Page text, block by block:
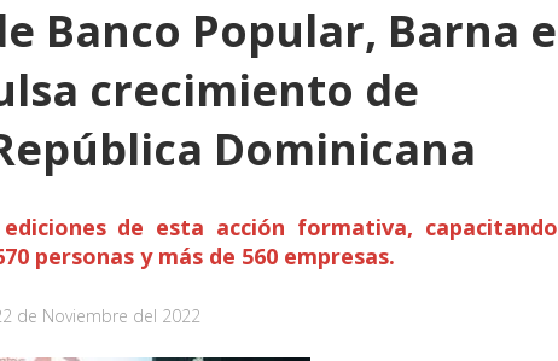
Banco Popular, Barna e
crecimiento de
Dominicana
de esta acción formativa, capacitando
personas y más de 560 empresas.
de Noviembre del 2022